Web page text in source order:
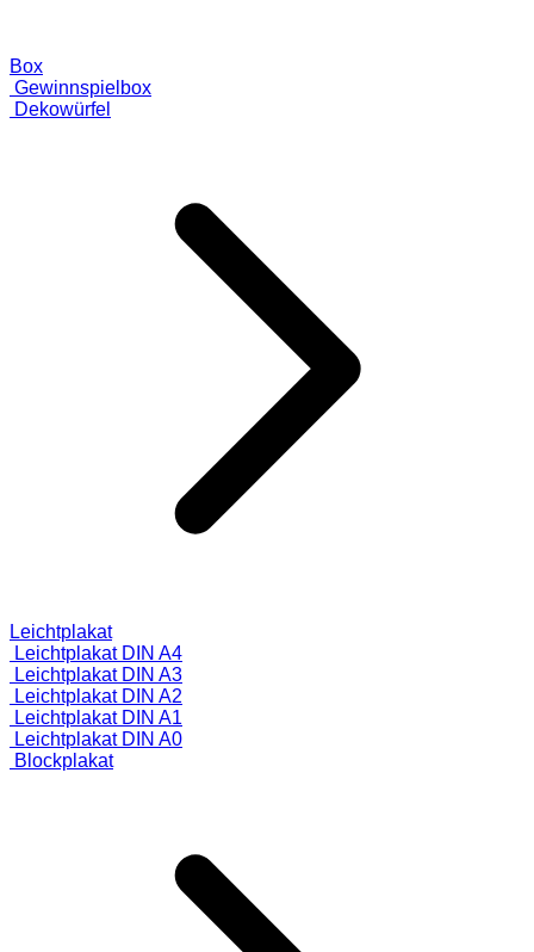
Box
Gewinnspielbox
Dekowürfel
Leichtplakat
Leichtplakat DIN A4
Leichtplakat DIN A3
Leichtplakat DIN A2
Leichtplakat DIN A1
Leichtplakat DIN A0
Blockplakat